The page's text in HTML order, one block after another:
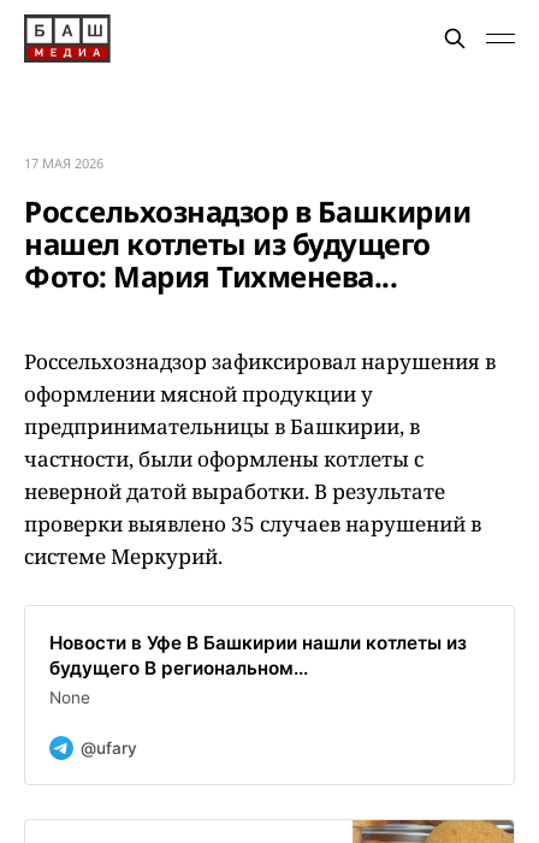
17 МАЯ 2026
Россельхознадзор в Башкирии
нашел котлеты из будущего
Фото: Мария Тихменева...
Россельхознадзор зафиксировал нарушения в
оформлении мясной продукции у
предпринимательницы в Башкирии, в
частности, были оформлены котлеты с
неверной датой выработки. В результате
проверки выявлено 35 случаев нарушений в
системе Меркурий.
Новости в Уфе В Башкирии нашли котлеты из
будущего В региональном...
None
@ufary